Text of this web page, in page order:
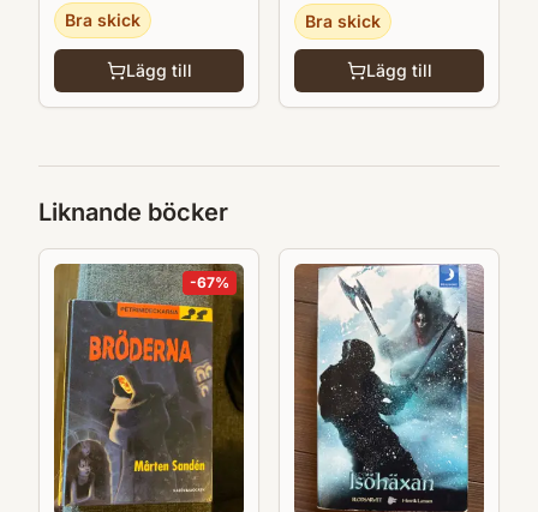
Bra skick
Lägg till
Bra skick
Lägg till
Liknande böcker
-67%